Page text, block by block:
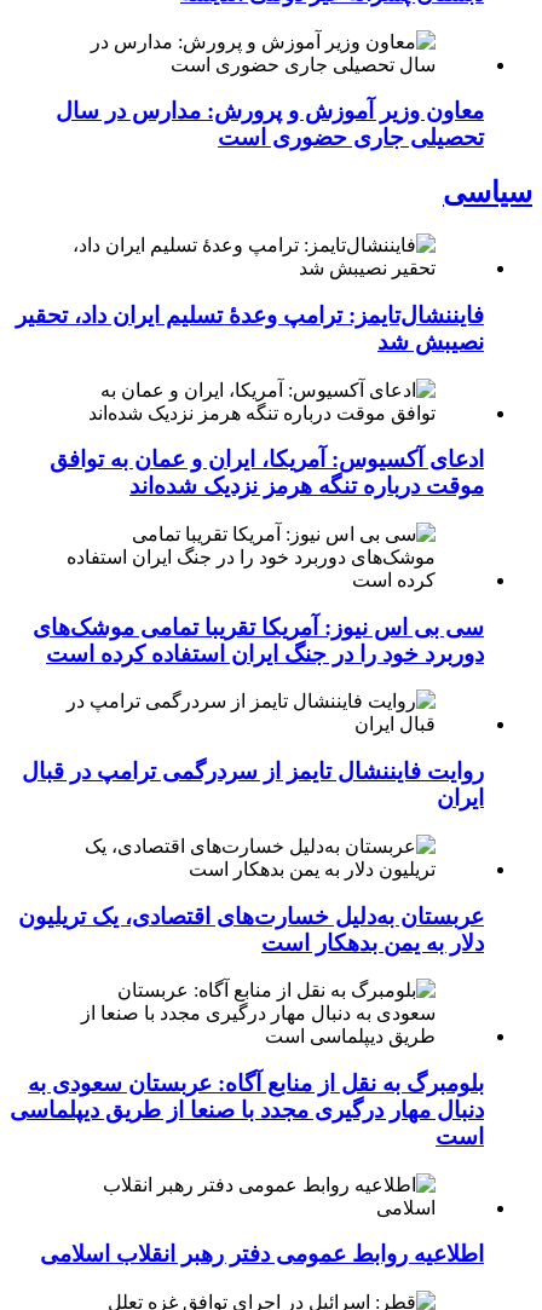
معاون وزیر آموزش و پرورش: مدارس در سال
تحصیلی جاری حضوری است
سیاسی
فایننشال‌تایمز: ترامپ وعدۀ تسلیم ایران داد، تحقیر
نصیبش شد
ادعای آکسیوس: آمریکا، ایران و عمان به توافق
موقت درباره تنگه هرمز نزدیک شده‌اند
سی بی اس نیوز: آمریکا تقریبا تمامی موشک‌های
دوربرد خود را در جنگ ایران استفاده کرده است
روایت فایننشال تایمز از سردرگمی ترامپ در قبال
ایران
عربستان به‌دلیل خسارت‌های اقتصادی، یک تریلیون
دلار به یمن بدهکار است
بلومبرگ به نقل از منابع آگاه: عربستان سعودی به
دنبال مهار درگیری مجدد با صنعا از طریق دیپلماسی
است
اطلاعیه روابط عمومی دفتر رهبر انقلاب اسلامی